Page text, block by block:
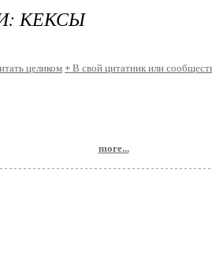
КЕКСЫ
целиком+ В свой цитатник или
more...